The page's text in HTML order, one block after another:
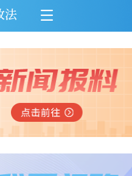
法